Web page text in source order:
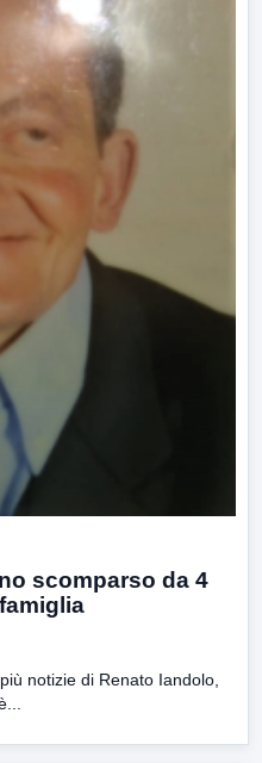
scomparso da 4
notizie di Renato Iandolo,